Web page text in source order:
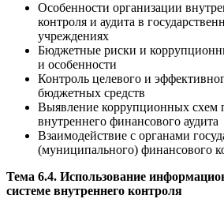
Особенности организации
контроля и аудита в
учреждениях
Бюджетные риски и
и особенности
Контроль целевого и
бюджетных средств
Выявление коррупционных схем
внутреннего финансового аудита
Взаимодействие с органами
(муниципального) финансового
Тема 6.4. Использование
системе внутреннего контроля